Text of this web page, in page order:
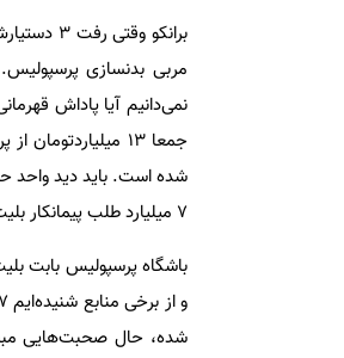
برانکو
شده است. باید دید واحد
7 میلیارد طلب پیمانکار بلیت‌فروشی؟
شده، حال صحبت‌هایی